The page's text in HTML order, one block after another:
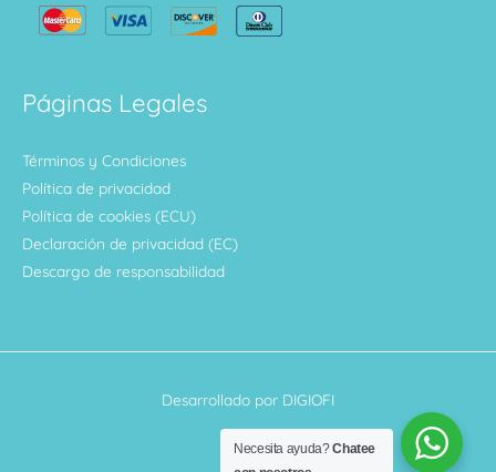
Páginas Legales
Términos y Condiciones
Política de privacidad
Política de cookies (ECU)
Declaración de privacidad (EC)
Descargo de responsabilidad
Desarrollado por DIGIOFI
Necesita ayuda?Chatee